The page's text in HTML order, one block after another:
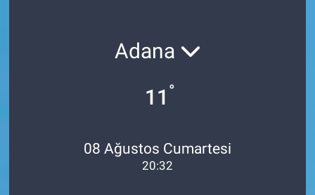
Adana
11 °
08 Ağustos Cumartesi
20:32
Sağlıklı Yaşam